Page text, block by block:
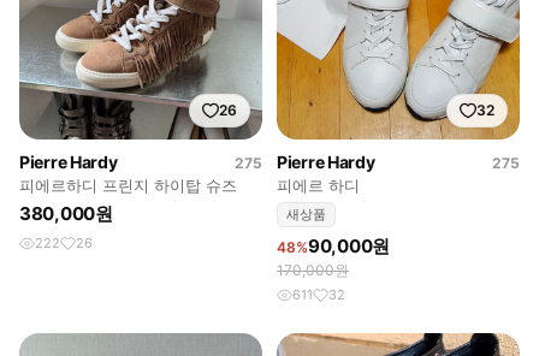
26
Pierre Hardy
275
피에르하디 프린지 하이탑 슈즈
380,000원
222 26
32
Pierre Hardy
275
피에르 하디
새상품
48%90,000원
170,000원
611 32